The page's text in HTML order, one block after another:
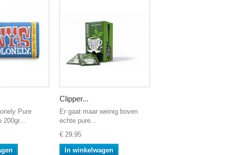
Pure
200gr...
Clipper...
Er gaat maar weinig boven
echte pure...
€ 29,95
In winkelwagen